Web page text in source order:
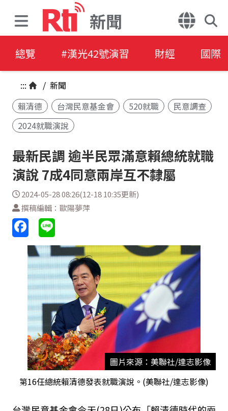
新聞
總覽 #漢光42號演習 財經 國際
::: / 新聞
賴清德
台灣民意基金會 520就職
民意調查
2024就職演說
最新民調 逾半民眾滿意賴總統就職
演說 7成4同意兩岸互不隸屬
2024-05-28 08:26(12-18 10:35更新)
撰稿編輯：歐陽夢萍
圖片來源：美聯社/達志影像
第16任總統賴清德發表就職演說。(美聯社/達志影像)